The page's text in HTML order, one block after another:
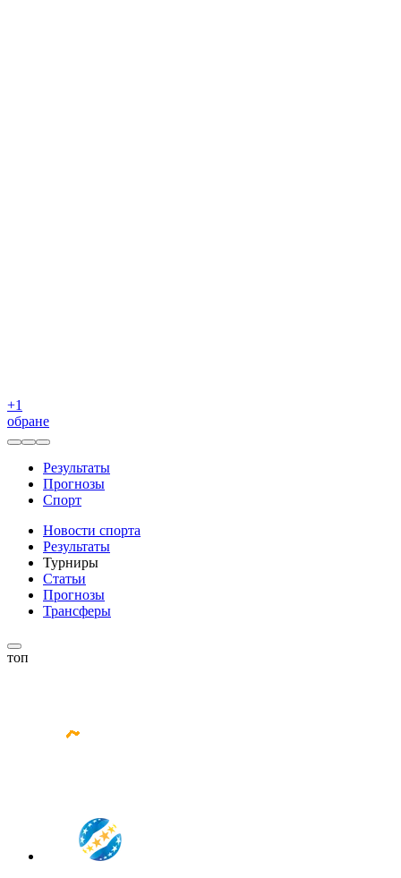
+1
обране
Результаты
Прогнозы
Спорт
Новости спорта
Результаты
Турниры
Статьи
Прогнозы
Трансферы
топ